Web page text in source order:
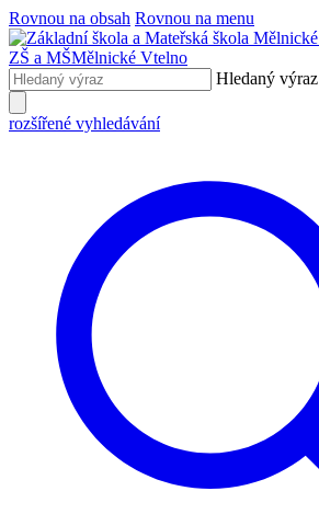
Rovnou na obsah Rovnou na menu
ZŠ a MŠMělnické Vtelno
Hledaný výraz
rozšířené vyhledávání